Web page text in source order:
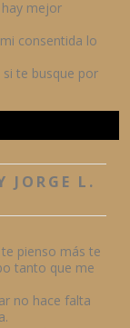
mejor
consentida lo
te busque por
JORGE L.
pienso más te
tanto que me
no hace falta